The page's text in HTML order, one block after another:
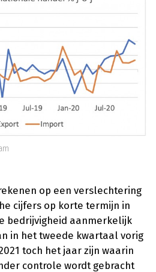
op een verslechtering
cijfers op korte termijn in
bedrijvigheid aanmerkelijk
in het tweede kwartaal vorig
toch het jaar zijn waarin
controle wordt gebracht